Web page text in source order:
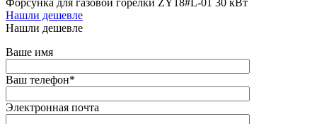
Форсунка для газовой горелки ZY18#L-01 30 кВт
Нашли дешевле
Нашли дешевле
Ваше имя
Ваш телефон*
Электронная почта